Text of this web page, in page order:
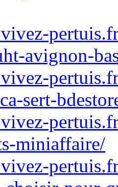
avignon-
sert-
miniaffaire/